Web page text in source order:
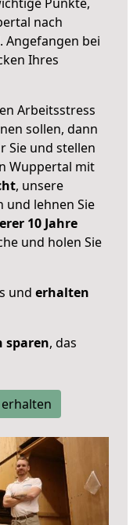
nach
Angefangen bei
Ihres
Arbeitsstress
sollen, dann
Sie und stellen
Wuppertal mit
, unsere
und lehnen Sie
10 Jahre
und holen Sie
und erhalten
sparen, das